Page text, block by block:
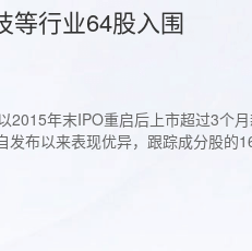
等行业64股入围
年末IPO重启后上市超过3个
布以来表现优异，跟踪成分股